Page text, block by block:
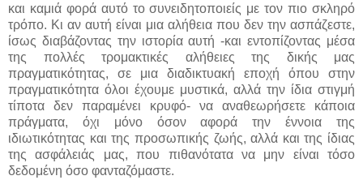
και καμιά φορά αυτό το συνειδητοποιείς με τον πιο σκληρό
τρόπο. Κι αν αυτή είναι μια αλήθεια που δεν την ασπάζεστε,
ίσως διαβάζοντας την ιστορία αυτή -και εντοπίζοντας μέσα
της πολλές τρομακτικές αλήθειες της δικής μας
πραγματικότητας, σε μια διαδικτυακή εποχή όπου στην
πραγματικότητα όλοι έχουμε μυστικά, αλλά την ίδια στιγμή
τίποτα δεν παραμένει κρυφό- να αναθεωρήσετε κάποια
πράγματα, όχι μόνο όσον αφορά την έννοια της
ιδιωτικότητας και της προσωπικής ζωής, αλλά και της ίδιας
της ασφάλειάς μας, που πιθανότατα να μην είναι τόσο
δεδομένη όσο φανταζόμαστε.